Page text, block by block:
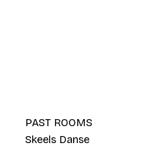
PAST ROOMS
Skeels Danse